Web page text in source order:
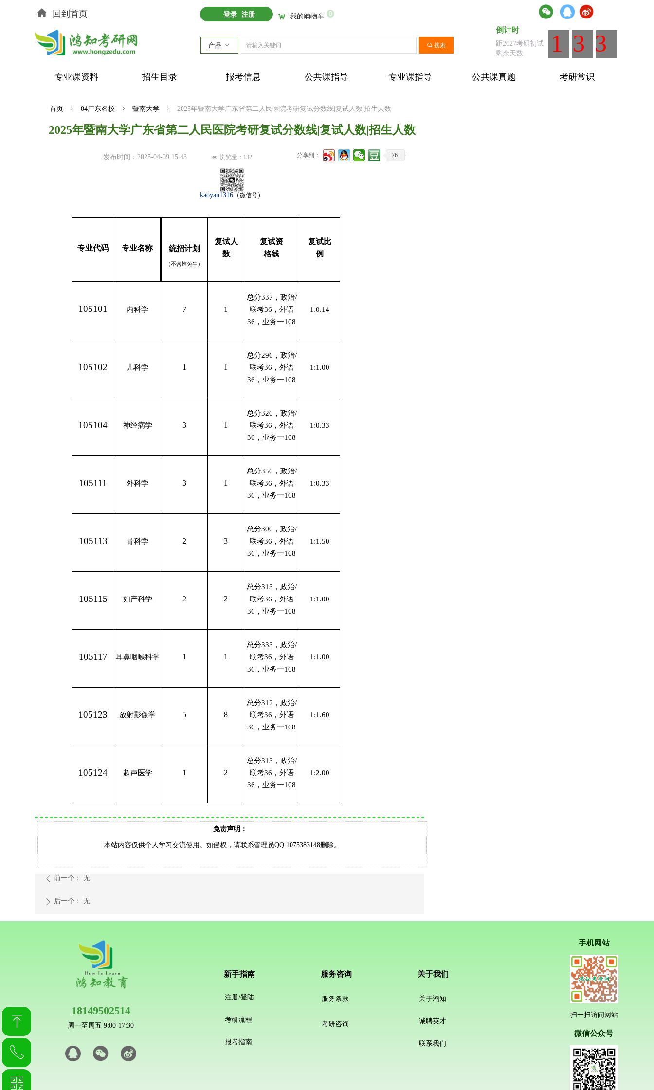
登录 注册
끠 搜索
产品 ꀁ
回到首页
倒计时：距离全国统考剩余天数
倒计时
距2027考研初试
剩余天数
133
专业课资料 招生目录 报考信息 公共课指导 专业课指导 公共课真题 考研常识
낙 我的购物车 0
2025年暨南大学广东省第二人民医院考研复试分数线|复试人数|招生人数
专业代码 专业名称 统招计划
复试人
数
复试资
格线
复试比
例
（不含推免生）
105101 内科学 7 1
总分337，政治/
联考36，外语
36，业务一108
1:0.14
105102 儿科学 1 1
总分296，政治/
联考36，外语
36，业务一108
1:1.00
105104 神经病学 3 1
总分320，政治/
联考36，外语
36，业务一108
1:0.33
105111 外科学 3 1
总分350，政治/
联考36，外语
36，业务一108
1:0.33
105113 骨科学 2 3
总分300，政治/
联考36，外语
36，业务一108
1:1.50
105115 妇产科学 2 2
总分313，政治/
联考36，外语
36，业务一108
1:1.00
105117 耳鼻咽喉科学 1 1
总分333，政治/
联考36，外语
36，业务一108
1:1.00
105123 放射影像学 5 8
总分312，政治/
联考36，外语
36，业务一108
1:1.60
105124 超声医学 1 2
总分313，政治/
联考36，外语
36，业务一108
1:2.00
首页 ꁇ 04广东名校 ꁇ 暨南大学 ꁇ 2025年暨南大学广东省第二人民医院考研复试分数线|复试人数|招生人数
发布时间： 2025-04-09 15:43 分享到： 76
免责声明：
本站内容仅供个人学习交流使用。如侵权，请联系管理员QQ:1075383148删除。
ꄴ 前一个： 无
ꄲ 后一个： 无
넶 浏览量： 132
kaoyan1316 （微信号）
18149502514
周一至周五 9:00-17:30
手机网站
扫一扫访问网站
微信公众号
新手指南 服务咨询 关于我们
注册/登陆
考研流程
报考指南
服务条款
考研咨询
关于鸿知
诚聘英才
联系我们
ꁸ
回到顶部
ꂅ
18149502514
ꀥ